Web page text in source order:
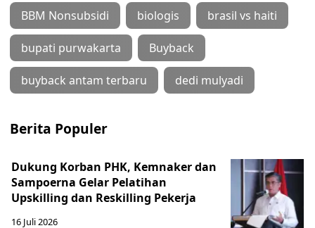
BBM Nonsubsidi biologis brasil vs haiti
bupati purwakarta Buyback
buyback antam terbaru dedi mulyadi
Berita Populer
Dukung Korban PHK, Kemnaker dan
Sampoerna Gelar Pelatihan
Upskilling dan Reskilling Pekerja
16 Juli 2026